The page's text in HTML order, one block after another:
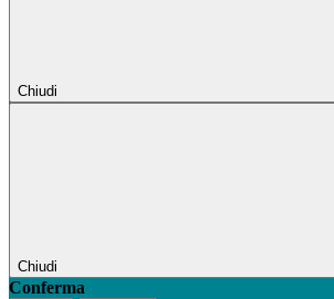
Chiudi
Chiudi
Conferma